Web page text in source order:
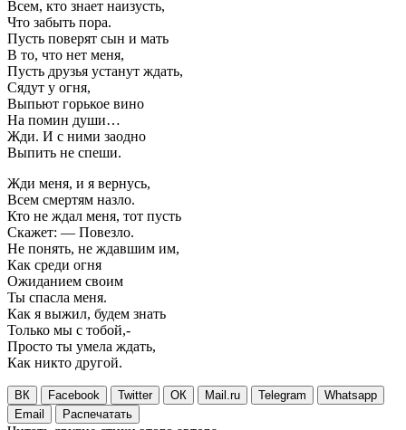
Всем, кто знает наизусть,
Что забыть пора.
Пусть поверят сын и мать
В то, что нет меня,
Пусть друзья устанут ждать,
Сядут у огня,
Выпьют горькое вино
На помин души…
Жди. И с ними заодно
Выпить не спеши.
Жди меня, и я вернусь,
Всем смертям назло.
Кто не ждал меня, тот пусть
Скажет: — Повезло.
Не понять, не ждавшим им,
Как среди огня
Ожиданием своим
Ты спасла меня.
Как я выжил, будем знать
Только мы с тобой,-
Просто ты умела ждать,
Как никто другой.
ВК Facebook Twitter ОК Mail.ru Telegram
Whatsapp
Email
Распечатать